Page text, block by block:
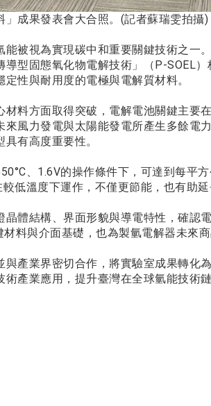
成果發表會大合照。(記者蘇瑞雯拍攝)
被視為實現碳中和重要關鍵技術之一
型固態氧化物電解技術」（P-SOEL
性與耐用度的電極與電解質材料。
料方面取得突破，電解電池關鍵主要
風力發電與太陽能發電所產生多餘電
有高度重要性。
、1.6V的操作條件下，可達到每平
低溫度下運作，不僅更節能，也有助延
體結構、界面形貌與導電特性，確認
料與介面基礎，也為製氫電解器未來
產業界密切合作，將實驗室成果轉化
產業應用，提升臺灣在全球氫能技術鏈